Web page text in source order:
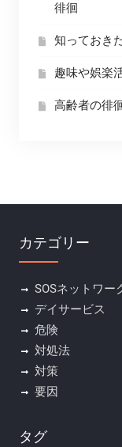
徘徊
知っておき
趣味や娯楽
高齢者の徘
カテゴリー
SOSネットワー
デイサービス
危険
対処法
対策
要因
タグ